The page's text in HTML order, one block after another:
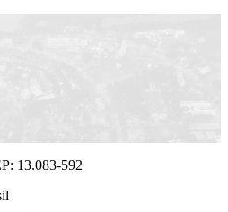
13.083-592